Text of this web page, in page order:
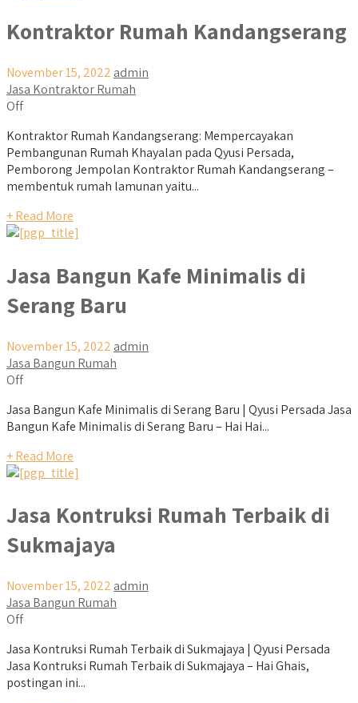
Kontraktor Rumah Kandangserang
November 15, 2022 admin
Jasa Kontraktor Rumah
Off
Kontraktor Rumah Kandangserang: Mempercayakan
Pembangunan Rumah Khayalan pada Qyusi Persada,
Pemborong Jempolan Kontraktor Rumah Kandangserang –
membentuk rumah lamunan yaitu...
+ Read More
Jasa Bangun Kafe Minimalis di
Serang Baru
November 15, 2022 admin
Jasa Bangun Rumah
Off
Jasa Bangun Kafe Minimalis di Serang Baru | Qyusi Persada Jasa
Bangun Kafe Minimalis di Serang Baru – Hai Hai...
+ Read More
Jasa Kontruksi Rumah Terbaik di
Sukmajaya
November 15, 2022 admin
Jasa Bangun Rumah
Off
Jasa Kontruksi Rumah Terbaik di Sukmajaya | Qyusi Persada
Jasa Kontruksi Rumah Terbaik di Sukmajaya – Hai Ghais,
postingan ini...